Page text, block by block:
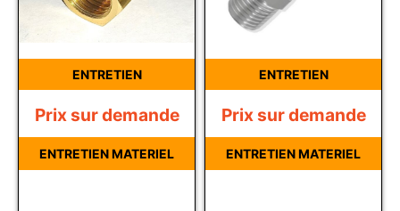
ENTRETIEN
Prix sur demande
ENTRETIEN MATERIEL
ENTRETIEN
Prix sur demande
ENTRETIEN MATERIEL